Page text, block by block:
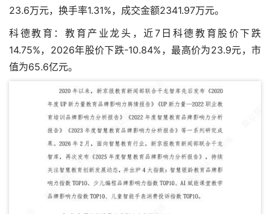
23.6万元，换手率1.31%，成交金额2341.97万元。
科德教育：教育产业龙头，近7日科德教育股价下跌
14.75%，2026年股价下跌-10.84%，最高价为23.9元，市
值为65.6亿元。